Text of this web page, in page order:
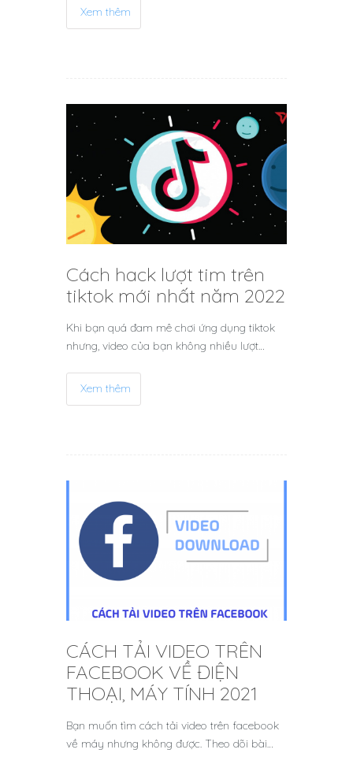
Xem thêm
Cách hack lượt tim trên
tiktok mới nhất năm 2022
Khi bạn quá đam mê chơi ứng dụng tiktok
nhưng, video của bạn không nhiều lượt…
Xem thêm
CÁCH TẢI VIDEO TRÊN
FACEBOOK VỀ ĐIỆN
THOẠI, MÁY TÍNH 2021
Bạn muốn tìm cách tải video trên facebook
về máy nhưng không được. Theo dõi bài…